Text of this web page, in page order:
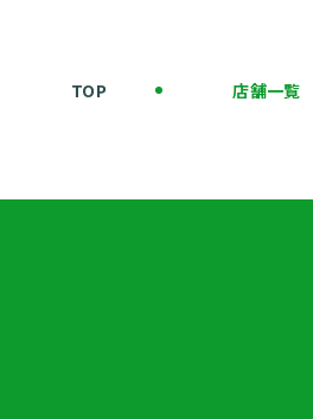
TOP 店舗一覧